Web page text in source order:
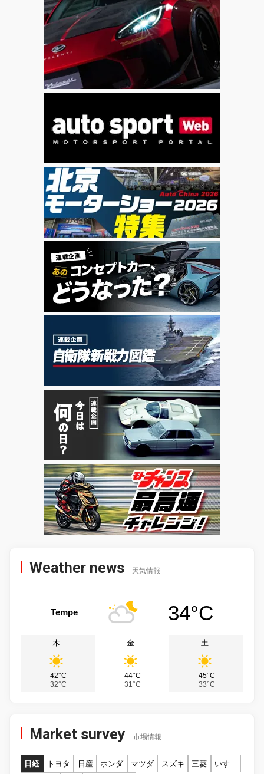
Weather news 天気情報
Tempe 34°C
木
42°C
32°C
金
44°C
31°C
土
45°C
33°C
Market survey 市場情報
日経 トヨタ 日産 ホンダ マツダ スズキ 三菱
いすゞ